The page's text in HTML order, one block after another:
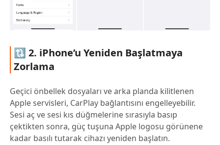
🔃 2. iPhone’u Yeniden Başlatmaya
Zorlama
Geçici önbellek dosyaları ve arka planda kilitlenen
Apple servisleri, CarPlay bağlantısını engelleyebilir.
Sesi aç ve sesi kıs düğmelerine sırasıyla basıp
çektikten sonra, güç tuşuna Apple logosu görünene
kadar basılı tutarak cihazı yeniden başlatın.